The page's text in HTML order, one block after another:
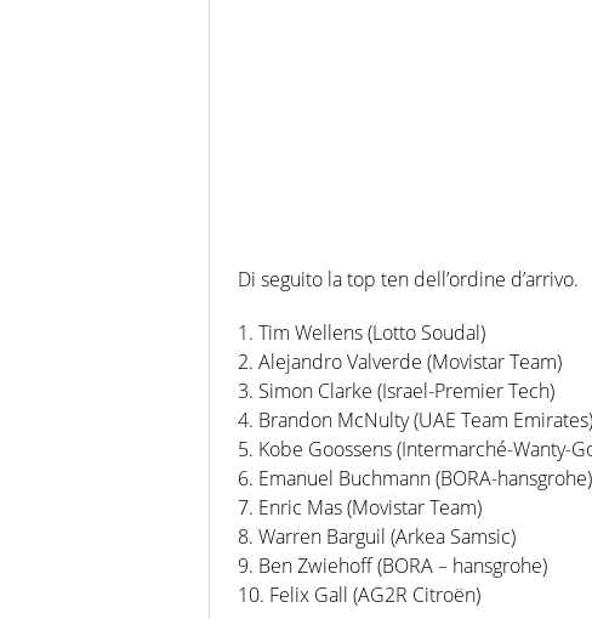
Di seguito la top ten dell’ordine d’arrivo.
1. Tim Wellens (Lotto Soudal)
2. Alejandro Valverde (Movistar Team)
3. Simon Clarke (Israel-Premier Tech)
4. Brandon McNulty (UAE Team Emirates)
5. Kobe Goossens (Intermarché-Wanty-
6. Emanuel Buchmann (BORA-hansgrohe)
7. Enric Mas (Movistar Team)
8. Warren Barguil (Arkea Samsic)
9. Ben Zwiehoff (BORA – hansgrohe)
10. Felix Gall (AG2R Citroën)